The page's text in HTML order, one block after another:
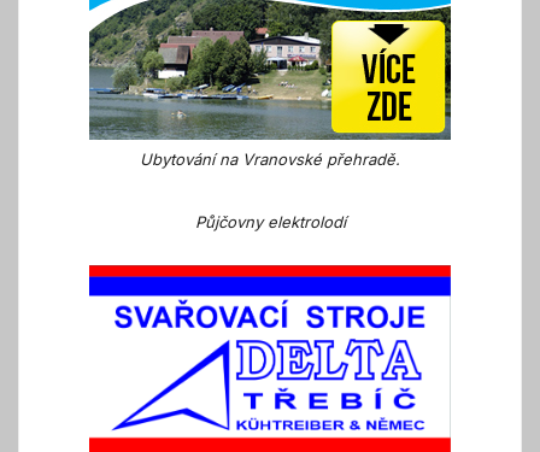
Ubytování na Vranovské přehradě.
Půjčovny elektrolodí